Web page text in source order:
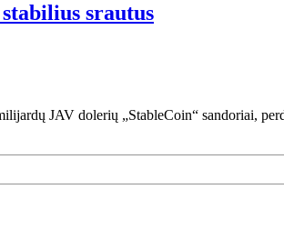
srautus
JAV dolerių „StableCoin“ sandoriai,